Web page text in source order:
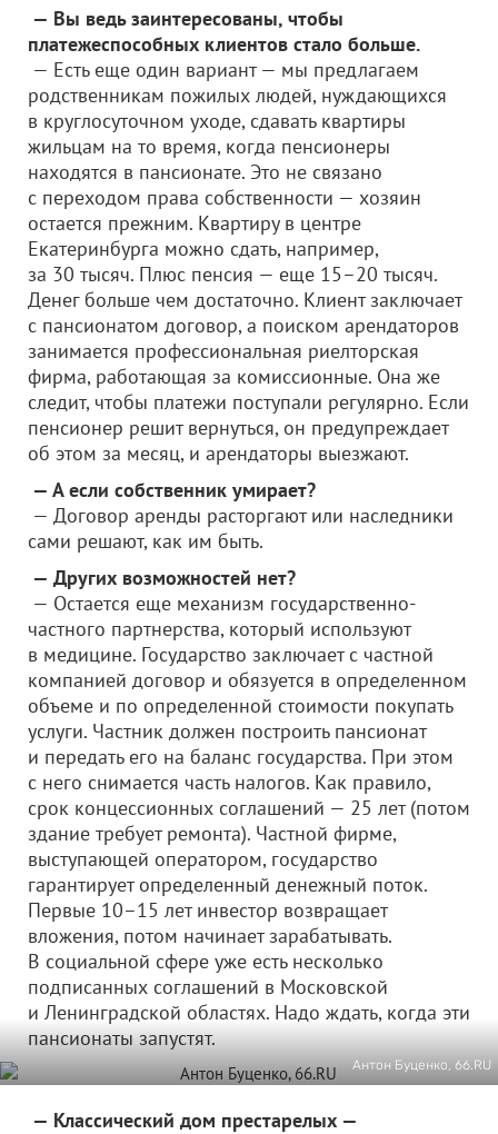
— Вы ведь заинтересованы, чтобы
платежеспособных клиентов стало больше.
— Есть еще один вариант — мы предлагаем
родственникам пожилых людей, нуждающихся
в круглосуточном уходе, сдавать квартиры
жильцам на то время, когда пенсионеры
находятся в пансионате. Это не связано
с переходом права собственности — хозяин
остается прежним. Квартиру в центре
Екатеринбурга можно сдать, например,
за 30 тысяч. Плюс пенсия — еще 15–20 тысяч.
Денег больше чем достаточно. Клиент заключает
с пансионатом договор, а поиском арендаторов
занимается профессиональная риелторская
фирма, работающая за комиссионные. Она же
следит, чтобы платежи поступали регулярно. Если
пенсионер решит вернуться, он предупреждает
об этом за месяц, и арендаторы выезжают.
— А если собственник умирает?
— Договор аренды расторгают или наследники
сами решают, как им быть.
— Других возможностей нет?
— Остается еще механизм государственно-
частного партнерства, который используют
в медицине. Государство заключает с частной
компанией договор и обязуется в определенном
объеме и по определенной стоимости покупать
услуги. Частник должен построить пансионат
и передать его на баланс государства. При этом
с него снимается часть налогов. Как правило,
срок концессионных соглашений — 25 лет (потом
здание требует ремонта). Частной фирме,
выступающей оператором, государство
гарантирует определенный денежный поток.
Первые 10–15 лет инвестор возвращает
вложения, потом начинает зарабатывать.
В социальной сфере уже есть несколько
подписанных соглашений в Московской
и Ленинградской областях. Надо ждать, когда эти
пансионаты запустят.
Антон Буценко, 66.RU
— Классический дом престарелых —